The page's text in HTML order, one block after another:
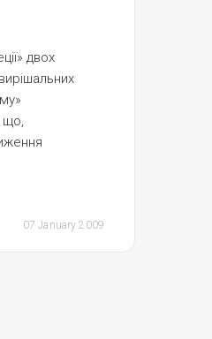
двох
що,
07 January 2009